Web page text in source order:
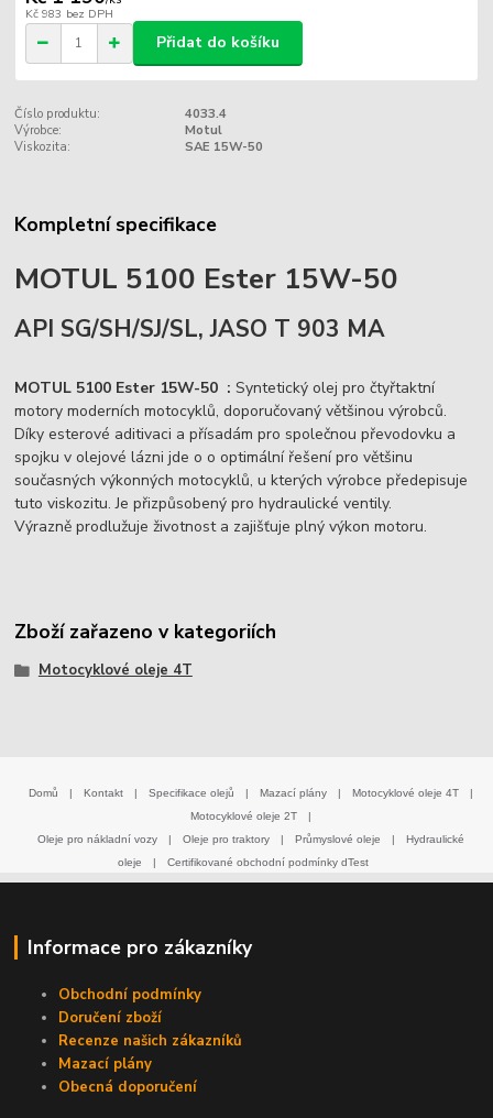
Kč 983 bez DPH
Přidat do košíku
Číslo produktu:
4033.4
Výrobce:
Motul
Viskozita:
SAE 15W-50
Kompletní specifikace
MOTUL 5100 Ester 15W-50
API SG/SH/SJ/SL, JASO T 903 MA
MOTUL 5100 Ester 15W-50 :Syntetický olej pro čtyřtaktní
motory moderních motocyklů, doporučovaný většinou výrobců.
Díky esterové aditivaci a přísadám pro společnou převodovku a
spojku v olejové lázni jde o o optimální řešení pro většinu
současných výkonných motocyklů, u kterých výrobce předepisuje
tuto viskozitu. Je přizpůsobený pro hydraulické ventily.
Výrazně prodlužuje životnost a zajišťuje plný výkon motoru.
Zboží zařazeno v kategoriích
Motocyklové oleje 4T
Domů Kontakt Specifikace olejů Mazací plány Motocyklové oleje 4T
Motocyklové oleje 2T
Oleje pro nákladní vozy
Oleje pro traktory Průmyslové oleje
Hydraulické
oleje
Certifikované obchodní podmínky dTest
Informace pro zákazníky
Obchodní podmínky
Doručení zboží
Recenze našich zákazníků
Mazací plány
Obecná doporučení